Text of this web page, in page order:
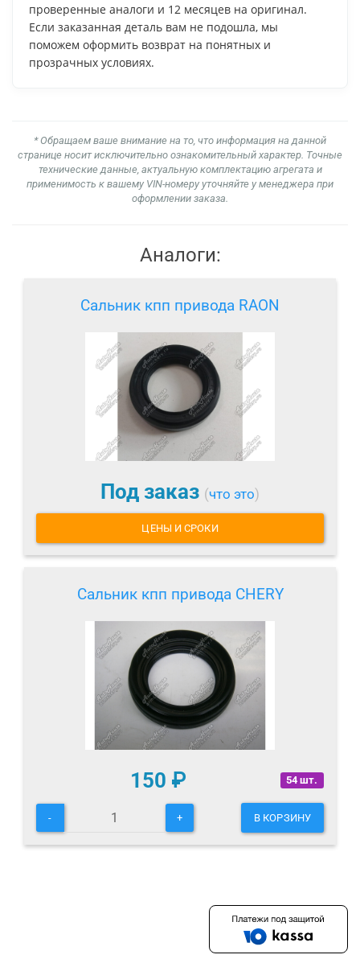
проверенные аналоги и 12 месяцев на оригинал.
Если заказанная деталь вам не подошла, мы
поможем оформить возврат на понятных и
прозрачных условиях.
* Обращаем ваше внимание на то, что информация на данной
странице носит исключительно ознакомительный характер. Точные
технические данные, актуальную комплектацию агрегата и
применимость к вашему VIN-номеру уточняйте у менеджера при
оформлении заказа.
Аналоги:
Сальник кпп привода RAON
Под заказ (что это)
ЦЕНЫ И СРОКИ
Сальник кпп привода CHERY
54 шт.
150 ₽
- + В КОРЗИНУ